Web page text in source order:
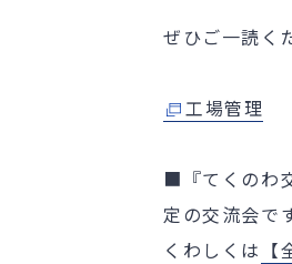
ぜひご一読く
工場管理
■『てくのわ
定の交流会です
くわしくは